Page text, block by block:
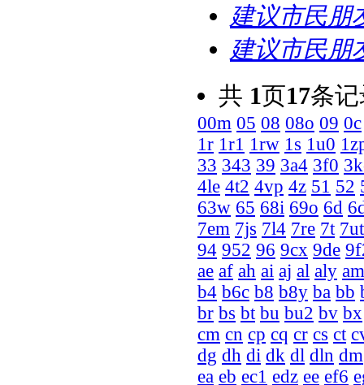
建议市民朋
建议市民朋
共 1页17条
00m 05 08 08o 09 0c
1r 1r1 1rw 1s 1u0
33 343 39 3a4 3f0
4le 4t2 4vp 4z 51 52
63w 65 68i 69o 6d
7em 7js 7l4 7re 7t 7ut
94 952 96 9cx 9de
ae af ah ai aj al aly am
b4 b6c b8 b8y ba bb
br bs bt bu bu2 bv bx
cm cn cp cq cr cs ct
dg dh di dk dl dln dm
ea eb ec1 edz ee ef6